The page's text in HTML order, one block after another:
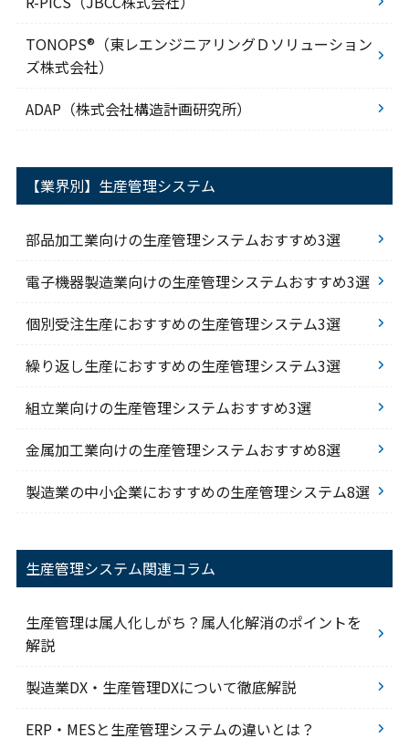
TONOPS®（東レエンジニアリングＤソリューション
ズ株式会社）
ADAP（株式会社構造計画研究所）
【業界別】生産管理システム
部品加工業向けの生産管理システムおすすめ3選
電子機器製造業向けの生産管理システムおすすめ3選
個別受注生産におすすめの生産管理システム3選
繰り返し生産におすすめの生産管理システム3選
組立業向けの生産管理システムおすすめ3選
金属加工業向けの生産管理システムおすすめ8選
製造業の中小企業におすすめの生産管理システム8選
生産管理システム関連コラム
生産管理は属人化しがち？属人化解消のポイントを
解説
製造業DX・生産管理DXについて徹底解説
ERP・MESと生産管理システムの違いとは？